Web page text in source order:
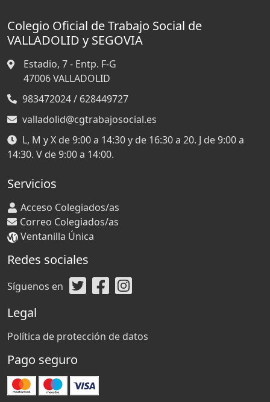
Colegio Oficial de Trabajo Social de
VALLADOLID y SEGOVIA
Estadio, 7 - Entp. F-G
47006VALLADOLID
983472024 / 628449727
valladolid@cgtrabajosocial.es
L, M y X de 9:00 a 14:30 y de 16:30 a 20. J de 9:00 a
14:30. V de 9:00 a 14:00.
Servicios
Acceso Colegiados/as
Correo Colegiados/as
Ventanilla Única
Redes sociales
Síguenos en
Legal
Política de protección de datos
Pago seguro